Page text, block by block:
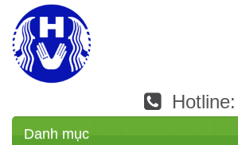
Hotline:
Danh mục